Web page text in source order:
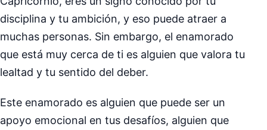
disciplina y tu ambición, y eso puede atraer a
muchas personas. Sin embargo, el enamorado
que está muy cerca de ti es alguien que valora tu
lealtad y tu sentido del deber.
Este enamorado es alguien que puede ser un
apoyo emocional en tus desafíos, alguien que